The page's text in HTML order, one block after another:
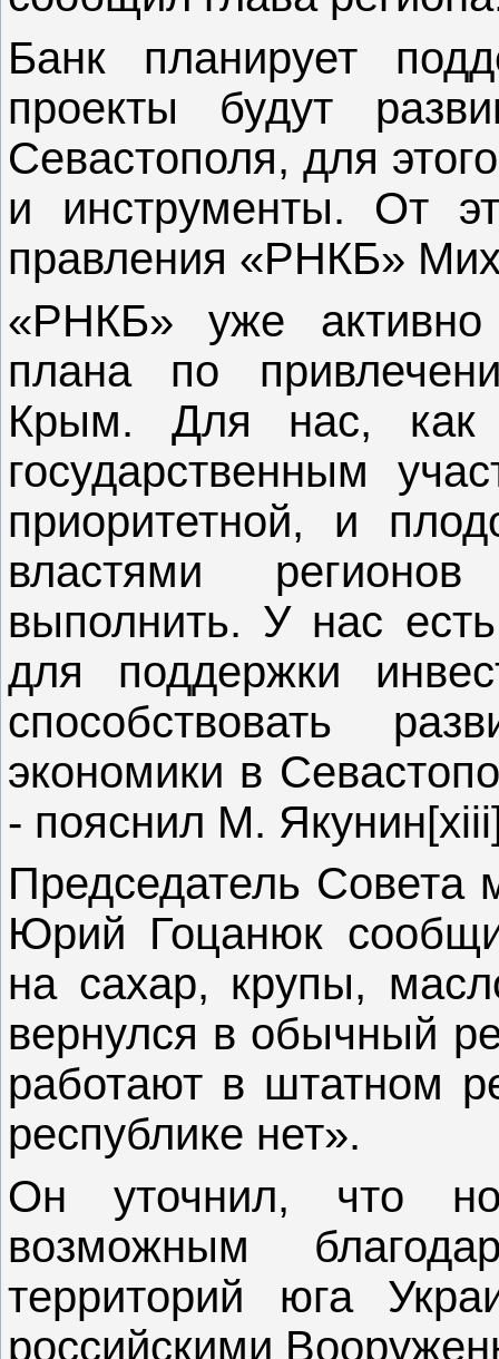
Банк планирует
проекты будут
Севастополя, для
и инструменты. От
правления «РНКБ»
«РНКБ» уже
плана по
Крым. Для нас, как
государственным
приоритетной, и
властями
выполнить. У нас
для поддержки
способствовать
экономики в
- пояснил М.
Председатель Совета
Юрий Гоцанюк
на сахар, крупы,
вернулся в обычный
работают в штатном
республике нет».
Он уточнил, что
возможным
территорий юга
российскими